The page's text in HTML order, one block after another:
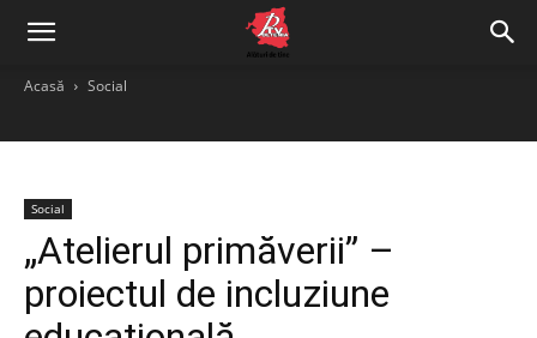
Acasă Social
Social
„Atelierul primăverii” –
proiectul de incluziune